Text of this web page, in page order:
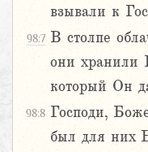
взывали к
98:7 В столпе
они хранили
который Он
98:8 Господи,
был для них